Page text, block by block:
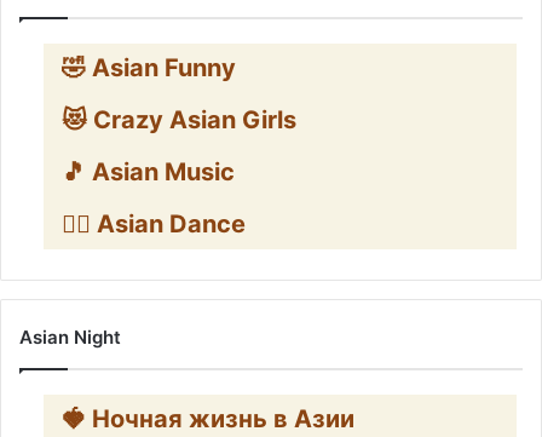
🤣 Asian Funny
😻 Crazy Asian Girls
🎵 Asian Music
👯‍♀️ Asian Dance
Asian Night
🍓 Ночная жизнь в Азии